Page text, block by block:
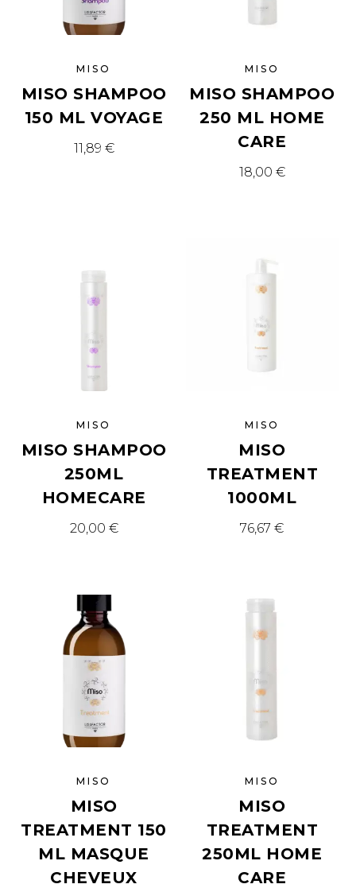
MISO
MISO SHAMPOO
150 ML VOYAGE
11,89 €
MISO
MISO SHAMPOO
250 ML HOME
CARE
18,00 €
MISO
MISO SHAMPOO
250ML
HOMECARE
20,00 €
MISO
MISO
TREATMENT
1000ML
76,67€
MISO
MISO
TREATMENT 150
ML MASQUE
CHEVEUX
MISO
MISO
TREATMENT
250ML HOME
CARE